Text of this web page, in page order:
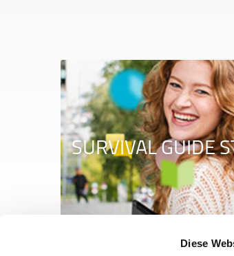
Diese
SURVIVAL GUIDE